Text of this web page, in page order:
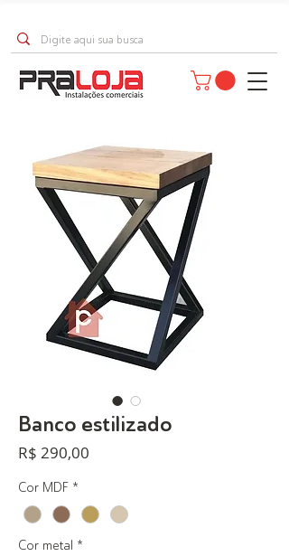
Banco estilizado
R$ 290,00
Cor MDF *
Cor metal *